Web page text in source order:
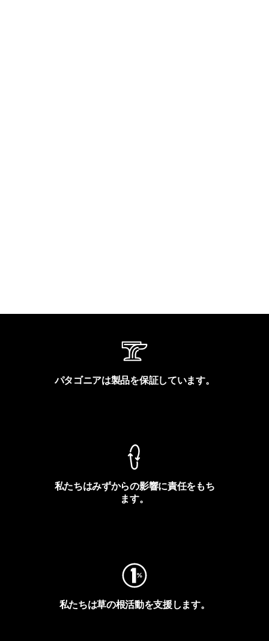
パタゴニアは製品を保証しています。
私たちはみずからの影響に責任をもち
ます。
私たちは草の根活動を支援します。